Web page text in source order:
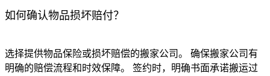
如何确认物品损坏赔付？
选择提供物品保险或损坏赔偿的搬家公司。 确保搬家公司有
明确的赔偿流程和时效保障。 签约时，明确书面承诺搬运过